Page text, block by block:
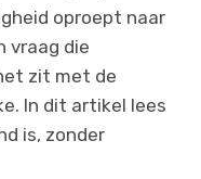
oproept naar
vraag die
zit met de
In dit artikel lees
is, zonder